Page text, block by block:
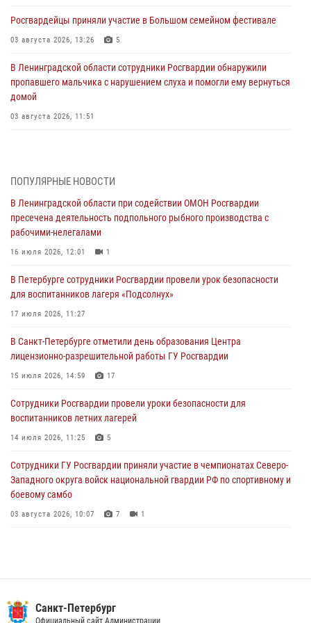
Росгвардейцы приняли участие в Большом семейном фестивале
03 августа 2026, 13:26 5
В Ленинградской области сотрудники Росгвардии обнаружили
пропавшего мальчика с нарушением слуха и помогли ему вернуться
домой
03 августа 2026, 11:51
03 августа 2026, 10:15 1
Сотрудники ГУ Росгвардии приняли участие в чемпионатах Северо-
Западного округа войск национальной гвардии РФ по спортивному и
боевому самбо
03 августа 2026, 10:07
В Ленобласти сотрудники ОМОН Росгвардии оказали содействие
полиции в проведении профилактического мероприятия
03 августа 2026, 09:16
В Петербурге сотрудники Росгвардии обеспечили правопорядок в
День Воздушно-десантных войск
02 августа 2026, 19:30 10
Сотрудники Росгвардии на Пушкинской улице задержали двух
граждан, подозреваемых в попытке поджога одного из баров в
центре города
ПОПУЛЯРНЫЕ НОВОСТИ
В Ленинградской области при содействии ОМОН Росгвардии
пресечена деятельность подпольного рыбного производства с
рабочими-нелегалами
16 июля 2026, 12:01 1
В Петербурге сотрудники Росгвардии провели урок безопасности
для воспитанников лагеря «Подсолнух»
17 июля 2026, 11:27
В Санкт-Петербурге отметили день образования Центра
лицензионно-разрешительной работы ГУ Росгвардии
15 июля 2026, 14:59 17
Сотрудники Росгвардии провели уроки безопасности для
воспитанников летних лагерей
14 июля 2026, 11:25 5
Сотрудники ГУ Росгвардии приняли участие в чемпионатах Северо-
Западного округа войск национальной гвардии РФ по спортивному и
боевому самбо
03 августа 2026, 10:07 7 1
В Красногвардейском районе росгвардейцы задержали хулигана,
угрожавшего мужчине пневматическим пистолетом
Санкт-Петербург
Официальный сайт Администрации